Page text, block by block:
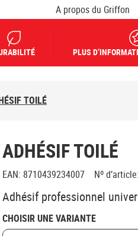
A propos du Griffon
PLUS
TOILÉ
ADHÉSIF TOILÉ
EAN: 8710439234007 Nº d’article:
Adhésif professionnel
CHOISIR UNE VARIANTE